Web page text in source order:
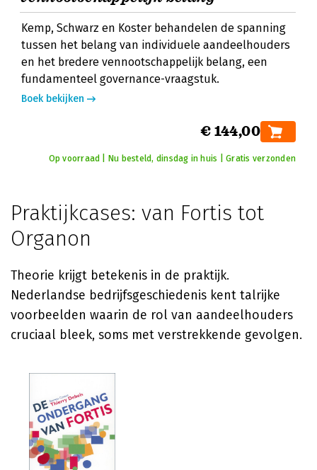
Kemp, Schwarz en Koster behandelen de spanning
tussen het belang van individuele aandeelhouders
en het bredere vennootschappelijk belang, een
fundamenteel governance-vraagstuk.
Boek bekijken
€ 144,00
Op voorraad | Nu besteld, dinsdag in huis | Gratis verzonden
Praktijkcases: van Fortis tot
Organon
Theorie krijgt betekenis in de praktijk.
Nederlandse bedrijfsgeschiedenis kent talrijke
voorbeelden waarin de rol van aandeelhouders
cruciaal bleek, soms met verstrekkende gevolgen.